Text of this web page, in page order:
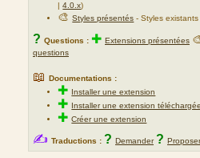
|4.0.x)
🎨Styles présentés - Styles existants
? Questions : ✚ Extensions présentées
questions
📖 Documentations :
✚ Installer une extension
✚ Installer une extension
✚Créer une extension
✍ Traductions : ? Demander ? Proposer